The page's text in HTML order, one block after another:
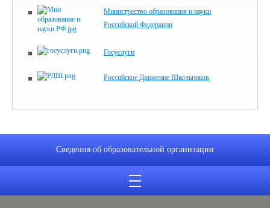
Министрество образования и науки
Российской Федерации
Госуслуги
Российское Движение Школьников
Сведения об образовательной организации